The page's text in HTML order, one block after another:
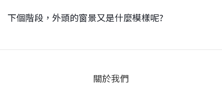
下個階段，外頭的窗景又是什麼模樣呢?
關於我們